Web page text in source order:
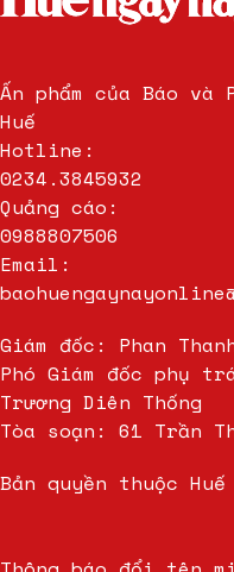
Ấn phẩm của Báo
Huế
Hotline:
0234.3845932
Quảng cáo:
0988807506
Email:
Giám đốc: Phan
Phó Giám đốc phụ
Trương Diên Thống
Tòa soạn: 61 Trần
Bản quyền thuộc